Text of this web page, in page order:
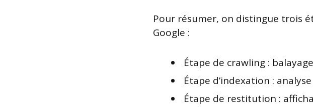
Pour résumer, on distingue trois
Google :
Étape de crawling :
Étape d’indexation :
Étape de restitution :